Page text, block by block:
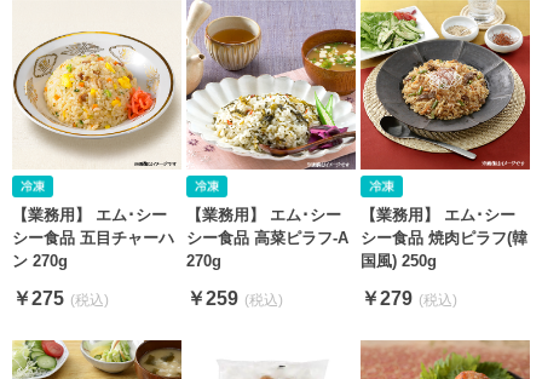
【業務用】 エム･シー
シー食品 五目チャーハ
ン 270g
￥275
【業務用】 エム･シー
シー食品 高菜ピラフ-A
270g
￥259
【業務用】 エム･シー
シー食品 焼肉ピラフ(韓
国風) 250g
￥279